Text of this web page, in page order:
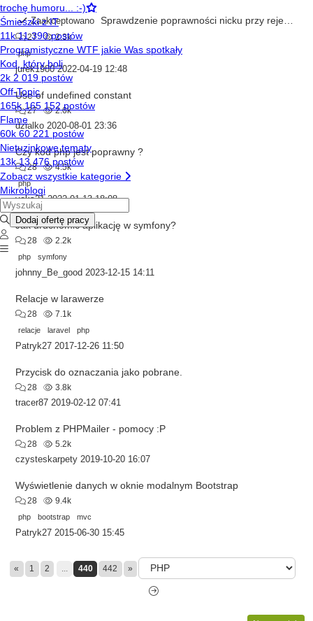
Zaakceptowano Sprawdzenie poprawności nicku przy rejestracji
27
2.3k
php
jurek1980 2022-04-19 12:48
Use of undefined constant
27 2.6k
dzialko 2020-08-01 23:36
Czy kod php jest poprawny ?
28
4.5k
php
veks21 2022-01-13 18:08
Jak uruchomić aplikację w symfony?
28
2.2k
php
symfony
johnny_Be_good 2023-12-15 14:11
Relacje w larawerze
28
7.1k
relacje
laravel php
Patryk27 2017-12-26 11:50
Przycisk do oznaczania jako pobrane.
28 3.8k
tracer87 2019-02-12 07:41
Problem z PHPMailer - pomocy :P
28 5.2k
czysteskarpety 2019-10-20 16:07
Wyświetlenie danych w oknie modalnym Bootstrap
28
9.4k
php
bootstrap mvc
Patryk27 2015-06-30 15:45
« 1 2 ... 440 442 »